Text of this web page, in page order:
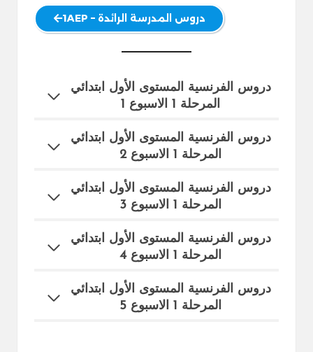
دروس المدرسة الرائدة – 1AEP
دروس الفرنسية المستوى الأول ابتدائي
المرحلة 1 الاسبوع 1
دروس الفرنسية المستوى الأول ابتدائي
المرحلة 1 الاسبوع 2
دروس الفرنسية المستوى الأول ابتدائي
المرحلة 1 الاسبوع 3
دروس الفرنسية المستوى الأول ابتدائي
المرحلة 1 الاسبوع 4
دروس الفرنسية المستوى الأول ابتدائي
المرحلة 1 الاسبوع 5